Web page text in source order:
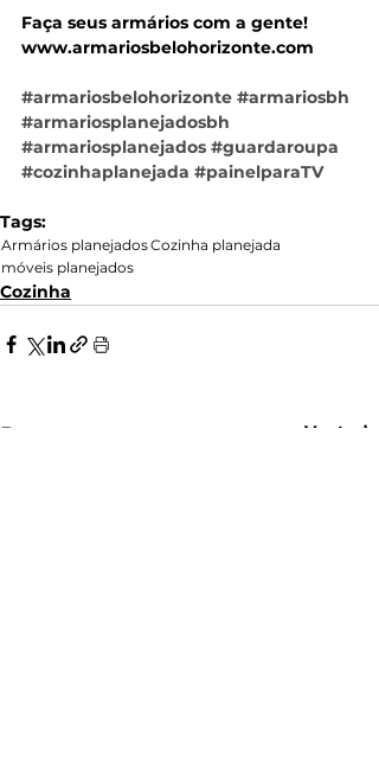
Faça seus armários com a gente!
www.armariosbelohorizonte.com
#armariosbelohorizonte #armariosbh
#armariosplanejadosbh
#armariosplanejados #guardaroupa
#cozinhaplanejada #painelparaTV
Tags:
Armários planejadosCozinha planejada
móveis planejados
Cozinha
Posts recentes Ver tudo